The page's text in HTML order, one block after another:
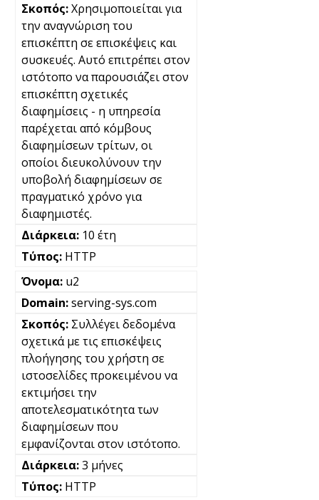
Χρησιμοποιείται για
την αναγνώριση του
επισκέπτη σε επισκέψεις και
συσκευές. Αυτό επιτρέπει στον
ιστότοπο να παρουσιάζει στον
επισκέπτη σχετικές
διαφημίσεις - η υπηρεσία
παρέχεται από κόμβους
διαφημίσεων τρίτων, οι
οποίοι διευκολύνουν την
υποβολή διαφημίσεων σε
πραγματικό χρόνο για
διαφημιστές.
10 έτη
HTTP
u2
serving-sys.com
Συλλέγει δεδομένα
σχετικά με τις επισκέψεις
πλοήγησης του χρήστη σε
ιστοσελίδες προκειμένου να
εκτιμήσει την
αποτελεσματικότητα των
διαφημίσεων που
εμφανίζονται στον ιστότοπο.
3 μήνες
HTTP